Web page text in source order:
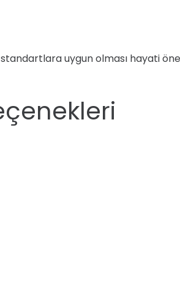
uygun olması hayati